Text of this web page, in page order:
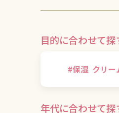
目的に合わせて探
#保湿 クリー
年代に合わせて探